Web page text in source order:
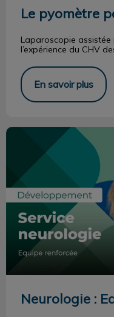
Le pyomètre
Laparoscopie
l’expérience du CHV
En savoir plus
Neurologie : Equipe
Neurologie :